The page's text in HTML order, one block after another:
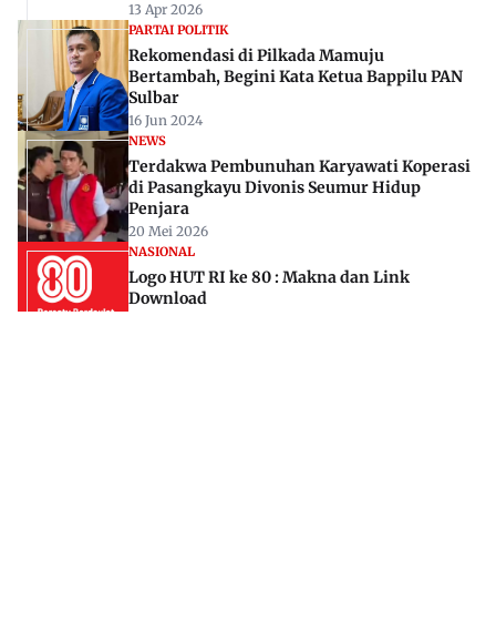
13 Apr 2026
PARTAI POLITIK
Rekomendasi di Pilkada Mamuju
Bertambah, Begini Kata Ketua Bappilu PAN
Sulbar
16 Jun 2024
NEWS
Terdakwa Pembunuhan Karyawati Koperasi
di Pasangkayu Divonis Seumur Hidup
Penjara
20 Mei 2026
NASIONAL
Logo HUT RI ke 80 : Makna dan Link
Download